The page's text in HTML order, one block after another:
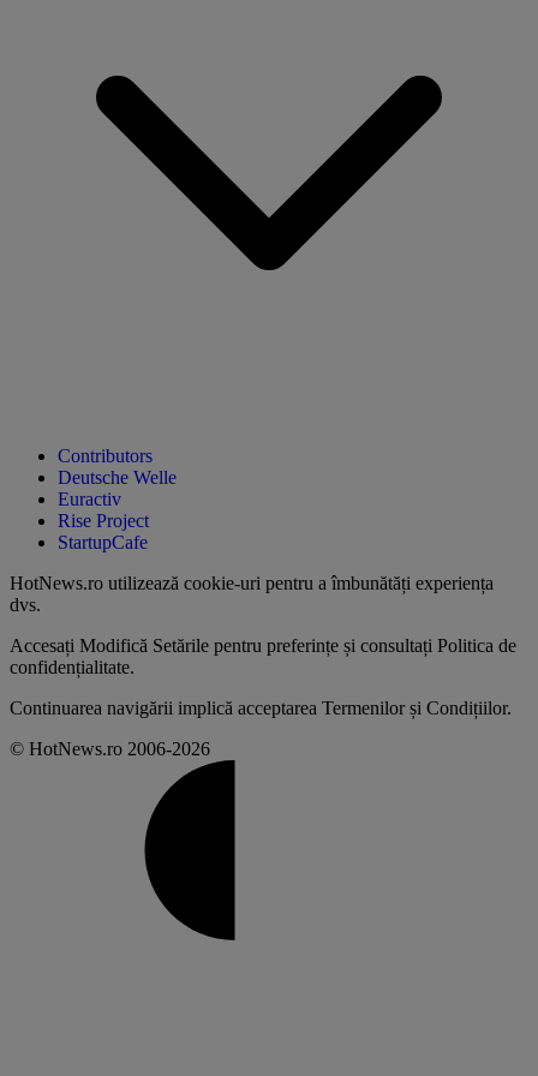
Contributors
Deutsche Welle
Euractiv
Rise Project
StartupCafe
HotNews.ro utilizează cookie-uri pentru a îmbunătăți experiența
dvs.
Accesați Modifică Setările pentru preferințe și consultați Politica de
confidențialitate.
Continuarea navigării implică acceptarea Termenilor și Condițiilor.
© HotNews.ro 2006-2026